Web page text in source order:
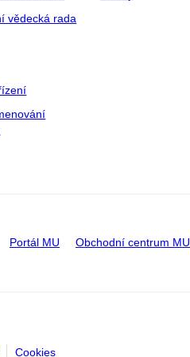
vědecká rada
Portál MU Obchodní centrum MU
Cookies